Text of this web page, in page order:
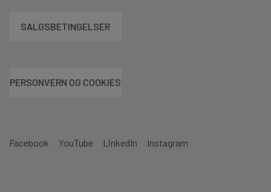
Facebook YouTube LinkedIn Instagram
SALGSBETINGELSER
PERSONVERN OG COOKIES